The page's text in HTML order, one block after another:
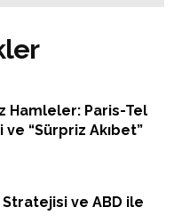
Hamleler: Paris-Tel
ve “Sürpriz Akıbet”
Stratejisi ve ABD ile